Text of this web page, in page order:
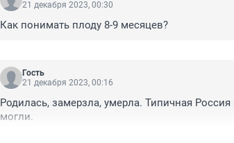
21 декабря 2023, 00:30
Как понимать плоду 8-9 месяцев?
Гость
21 декабря 2023, 00:16
Родилась, замерзла, умерла. Типичная
могли.